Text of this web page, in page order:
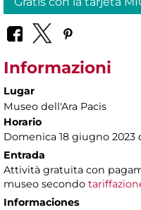
Informazioni
Lugar
Museo dell'Ara Pacis
Horario
Domenica 18 giugno 2023
Entrada
Attività gratuita con
museo secondo
Informaciones